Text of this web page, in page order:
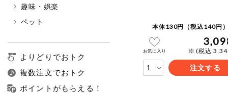
趣味・娯楽
ペット
よりどりでおトク
複数注文でおトク
ポイントがもらえる！
本体130円（税込140円
お気に入り ※ (税込
注文する